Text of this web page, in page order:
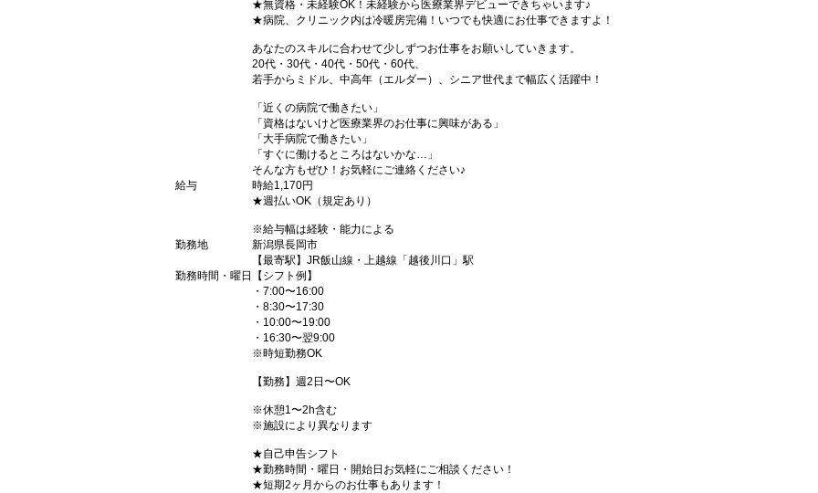
★無資格・未経験OK！未経験から医療業界デビューできちゃいます♪
★病院、クリニック内は冷暖房完備！いつでも快適にお仕事できますよ！
あなたのスキルに合わせて少しずつお仕事をお願いしていきます。
20代・30代・40代・50代・60代、
若手からミドル、中高年（エルダー）、シニア世代まで幅広く活躍中！
「近くの病院で働きたい」
「資格はないけど医療業界のお仕事に興味がある」
「大手病院で働きたい」
「すぐに働けるところはないかな…」
そんな方もぜひ！お気軽にご連絡ください♪
給与
時給1,170円
★週払いOK（規定あり）
※給与幅は経験・能力による
勤務地
新潟県長岡市
【最寄駅】JR飯山線・上越線「越後川口」駅
勤務時間・曜日
【シフト例】
・7:00〜16:00
・8:30〜17:30
・10:00〜19:00
・16:30〜翌9:00
※時短勤務OK
【勤務】週2日〜OK
※休憩1〜2h含む
※施設により異なります
★自己申告シフト
★勤務時間・曜日・開始日お気軽にご相談ください！
★短期2ヶ月からのお仕事もあります！